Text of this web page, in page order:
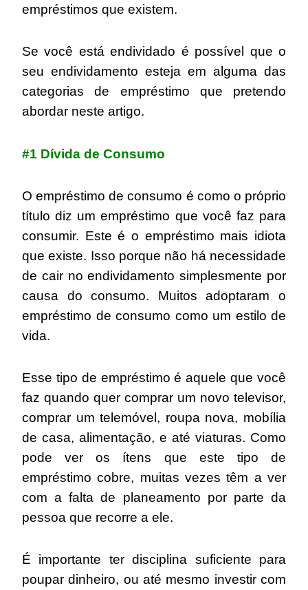
empréstimos que existem.
Se você está endividado é possível que o
seu endividamento esteja em alguma das
categorias de empréstimo que pretendo
abordar neste artigo.
#1 Dívida de Consumo
O empréstimo de consumo é como o próprio
título diz um empréstimo que você faz para
consumir. Este é o empréstimo mais idiota
que existe. Isso porque não há necessidade
de cair no endividamento simplesmente por
causa do consumo. Muitos adoptaram o
empréstimo de consumo como um estilo de
vida.
Esse tipo de empréstimo é aquele que você
faz quando quer comprar um novo televisor,
comprar um telemóvel, roupa nova, mobília
de casa, alimentação, e até viaturas. Como
pode ver os ítens que este tipo de
empréstimo cobre, muitas vezes têm a ver
com a falta de planeamento por parte da
pessoa que recorre a ele.
É importante ter disciplina suficiente para
poupar dinheiro, ou até mesmo investir com